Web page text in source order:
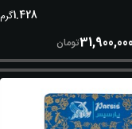
1.428گرم
31,900,000تومان